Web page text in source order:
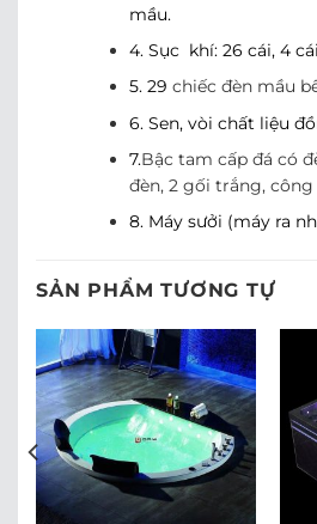
mầu.
4. Sục khí: 26 cái, 4
5. 29 chiếc đèn mầu
6. Sen, vòi chất liệu
7.Bậc tam cấp đá có
đèn, 2 gối trắng,
8. Máy sưởi (máy ra
SẢN PHẨM TƯƠNG TỰ